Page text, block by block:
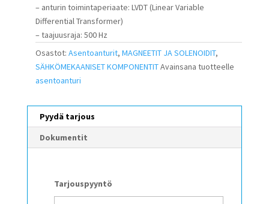
– anturin toimintaperiaate: LVDT (Linear Variable
Differential Transformer)
– taajuusraja: 500 Hz
Osastot: Asentoanturit, MAGNEETIT JA SOLENOIDIT,
SÄHKÖMEKAANISET KOMPONENTITAvainsana tuotteelle
asentoanturi
Pyydä tarjous
Dokumentit
Tarjouspyyntö